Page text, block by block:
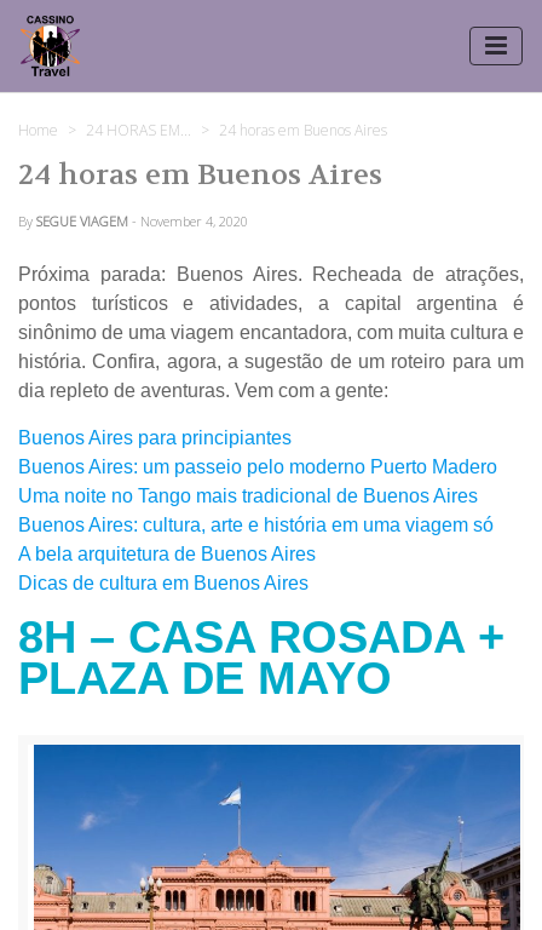
Home 24 HORAS EM... 24 horas em Buenos Aires
24 horas em Buenos Aires
By SEGUE VIAGEM - November 4, 2020
Próxima parada: Buenos Aires. Recheada de atrações,
pontos turísticos e atividades, a capital argentina é
sinônimo de uma viagem encantadora, com muita cultura e
história. Confira, agora, a sugestão de um roteiro para um
dia repleto de aventuras. Vem com a gente:
Buenos Aires para principiantes
Buenos Aires: um passeio pelo moderno Puerto Madero
Uma noite no Tango mais tradicional de Buenos Aires
Buenos Aires: cultura, arte e história em uma viagem só
A bela arquitetura de Buenos Aires
Dicas de cultura em Buenos Aires
8H – CASA ROSADA +
PLAZA DE MAYO